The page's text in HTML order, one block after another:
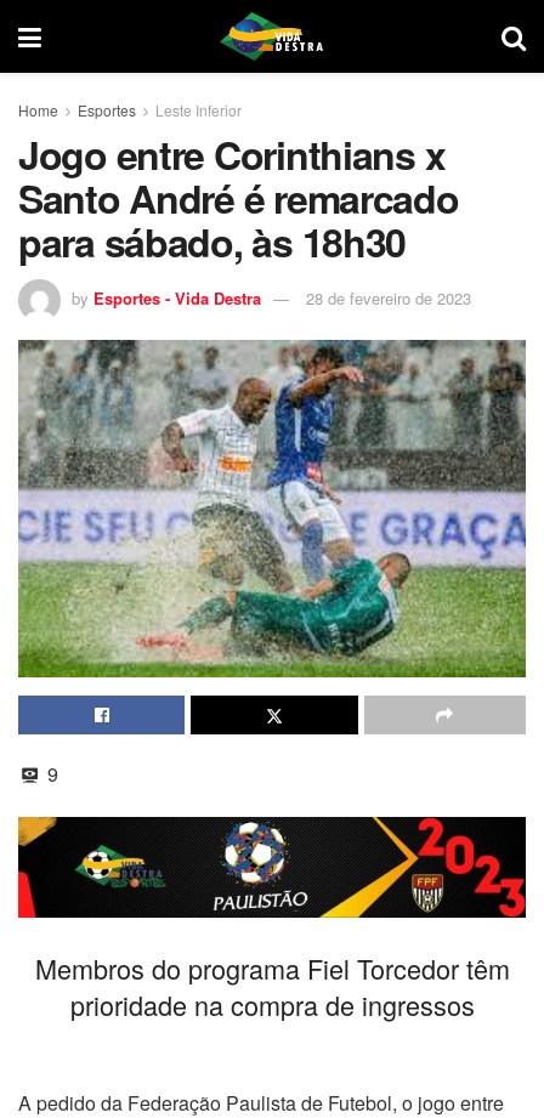
Home Esportes Leste Inferior
Jogo entre Corinthians x
Santo André é remarcado
para sábado, às 18h30
by Esportes - Vida Destra 28 de fevereiro de 2023
9
Membros do programa Fiel Torcedor têm
prioridade na compra de ingressos
A pedido da Federação Paulista de Futebol, o jogo entre